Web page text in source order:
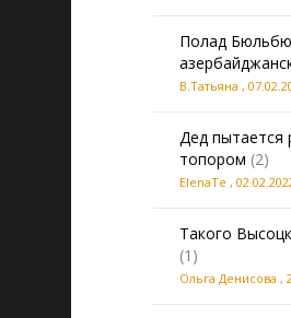
Полад
В.Татьяна ,
Дед пытается
топором (2)
ElenaTe ,
Такого
(1)
Ольга Денисова ,